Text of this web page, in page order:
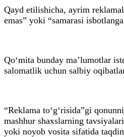
Qayd etilishicha, ayrim
emas” yoki “samarasi
Qo‘mita bunday ma’lumotlar
salomatlik uchun salbiy
“Reklama to‘g‘risida”gi
mashhur shaxslarning
yoki noyob vosita sifatida